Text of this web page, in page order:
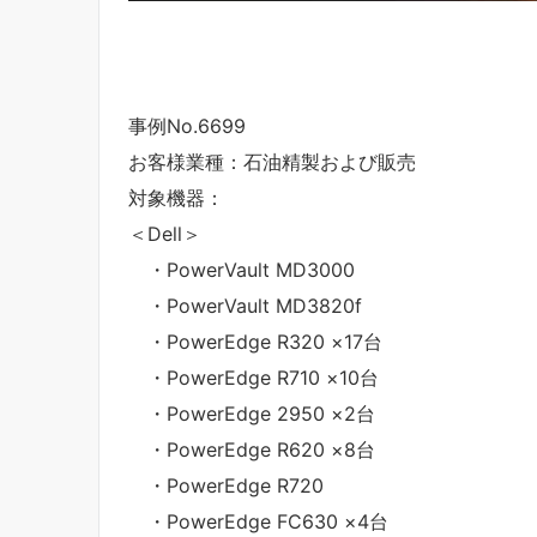
事例No.6699
お客様業種：石油精製および販売
対象機器：
＜Dell＞
・PowerVault MD3000
・PowerVault MD3820f
・PowerEdge R320 ×17台
・PowerEdge R710 ×10台
・PowerEdge 2950 ×2台
・PowerEdge R620 ×8台
・PowerEdge R720
・PowerEdge FC630 ×4台